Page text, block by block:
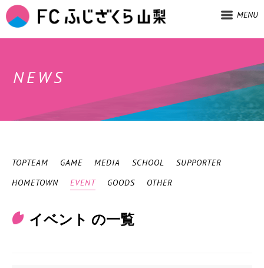
MENU
NEWS
TOPTEAM GAME MEDIA SCHOOL
SUPPORTER
HOMETOWN
EVENT GOODS OTHER
イベント の一覧